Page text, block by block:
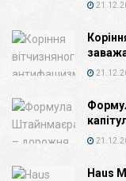
Haus